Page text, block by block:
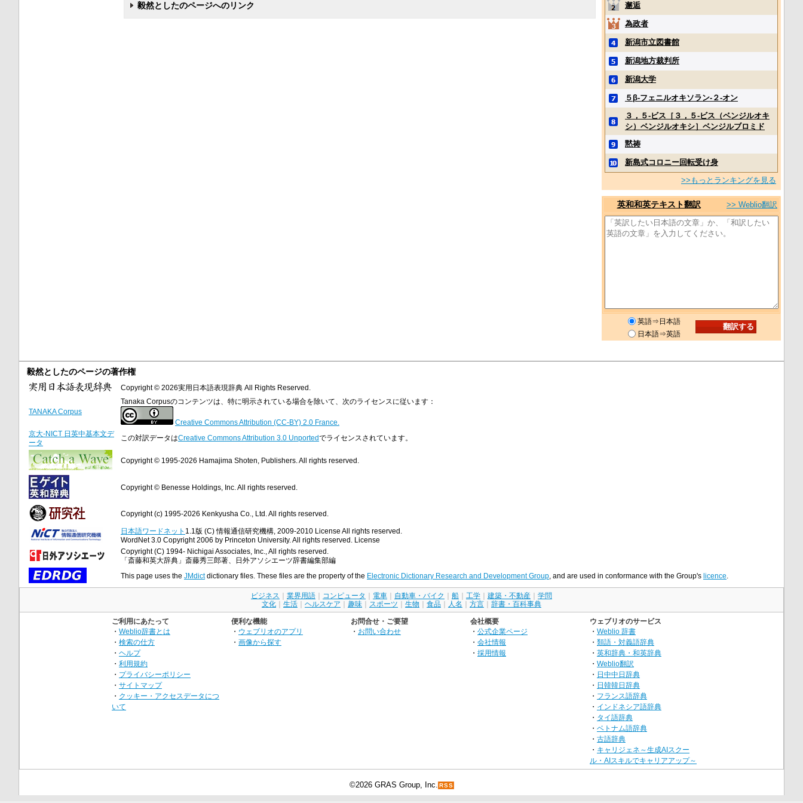
毅然としたのページへのリンク 邂逅
為政者
新潟市立図書館
新潟地方裁判所
新潟大学
５β‐フェニルオキソラン‐２‐オン
３，５‐ビス［３，５‐ビス（ベンジルオキ
シ）ベンジルオキシ］ベンジルブロミド
黙祷
新島式コロニー回転受け身
>>もっとランキングを見る
英和和英テキスト翻訳 >> Weblio翻訳
英語⇒日本語
日本語⇒英語
毅然としたのページの著作権
Copyright © 2026実用日本語表現辞典 All Rights Reserved.
TANAKA Corpus
Tanaka Corpusのコンテンツは、特に明示されている場合を除いて、次のライセンスに従います：
Creative Commons Attribution (CC-BY) 2.0 France.
京大-NICT 日英中基本文デ
ータ
この対訳データはCreative Commons Attribution 3.0 Unportedでライセンスされています。
Copyright © 1995-2026 Hamajima Shoten, Publishers. All rights reserved.
Copyright © Benesse Holdings, Inc. All rights reserved.
Copyright (c) 1995-2026 Kenkyusha Co., Ltd. All rights reserved.
日本語ワードネット 1.1版 (C) 情報通信研究機構, 2009-2010 License All rights reserved.
WordNet 3.0 Copyright 2006 by Princeton University. All rights reserved. License
Copyright (C) 1994- Nichigai Associates, Inc., All rights reserved.
「斎藤和英大辞典」斎藤秀三郎著、日外アソシエーツ辞書編集部編
This page uses the JMdictdictionary files. These files are the property of the Electronic Dictionary Research and Development Group , and are used in conformance with the Group's licence
ビジネス 業界用語 コンピュータ 電車 自動車・バイク 船 工学 建築・不動産
学問
文化
生活 ヘルスケア 趣味 スポーツ 生物 食品 人名 方言 辞書・百科事典
ご利用にあたって
・ Weblio辞書とは
・ 検索の仕方
・ ヘルプ
・ 利用規約
・ プライバシーポリシー
・ サイトマップ
・ クッキー・アクセスデータにつ
いて
便利な機能
・ ウェブリオのアプリ
・ 画像から探す
お問合せ・ご要望
・ お問い合わせ
会社概要
・ 公式企業ページ
・ 会社情報
・ 採用情報
ウェブリオのサービス
・ Weblio 辞書
・ 類語・対義語辞典
・ 英和辞典・和英辞典
・ Weblio翻訳
・ 日中中日辞典
・ 日韓韓日辞典
・ フランス語辞典
・ インドネシア語辞典
・ タイ語辞典
・ ベトナム語辞典
・ 古語辞典
・ キャリジェネ～生成AIスクー
ル・AIスキルでキャリアアップ～
©2026 GRAS Group, Inc. RSS